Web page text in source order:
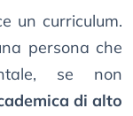
un curriculum.
persona che
se non
di alto